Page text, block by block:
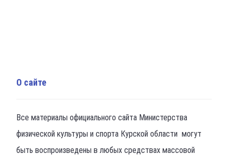
О сайте
Все материалы официального сайта Министерства
физической культуры и спорта Курской области могут
быть воспроизведены в любых средствах массовой